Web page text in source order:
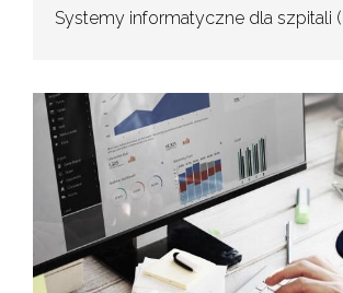
Systemy informatyczne dla szpitali